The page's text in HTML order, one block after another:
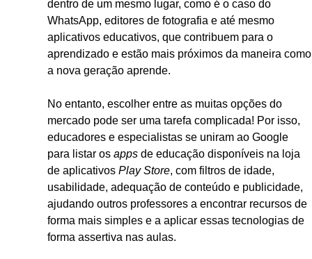
dentro de um mesmo lugar, como é o caso do
WhatsApp, editores de fotografia e até mesmo
aplicativos educativos, que contribuem para o
aprendizado e estão mais próximos da maneira como
a nova geração aprende.
No entanto, escolher entre as muitas opções do
mercado pode ser uma tarefa complicada! Por isso,
educadores e especialistas se uniram ao Google
para listar os apps de educação disponíveis na loja
de aplicativos Play Store, com filtros de idade,
usabilidade, adequação de conteúdo e publicidade,
ajudando outros professores a encontrar recursos de
forma mais simples e a aplicar essas tecnologias de
forma assertiva nas aulas.